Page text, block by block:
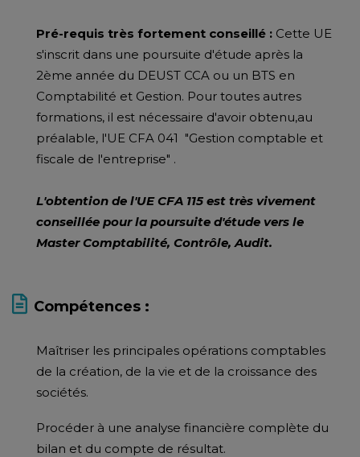
Pré-requis très fortement conseillé : Cette UE
s'inscrit dans une poursuite d'étude après la
2ème année du DEUST CCA ou un BTS en
Comptabilité et Gestion. Pour toutes autres
formations, il est nécessaire d'avoir obtenu,au
préalable, l'UE CFA 041 "Gestion comptable et
fiscale de l'entreprise" .
L'obtention de l'UE CFA 115 est très vivement
conseillée pour la poursuite d'étude vers le
Master Comptabilité, Contrôle, Audit.
Compétences :
Maîtriser les principales opérations comptables
de la création, de la vie et de la croissance des
sociétés.
Procéder à une analyse financière complète du
bilan et du compte de résultat.